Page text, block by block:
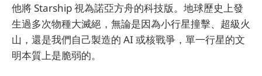
他將 Starship 視為諾亞方舟的科技版。地球歷史上發
生過多次物種大滅絕，無論是因為小行星撞擊、超級火
山，還是我們自己製造的 AI 或核戰爭，單一行星的文
明本質上是脆弱的。